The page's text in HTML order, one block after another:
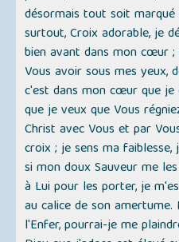
désormais tout soit marqué
surtout, Croix adorable, je
bien avant dans mon cœur ;
Vous avoir sous mes yeux,
c'est dans mon cœur que je
que je veux que Vous
Christ avec Vous et par
croix ; je sens ma
si mon doux Sauveur me
à Lui pour les porter, je
au calice de son
l'Enfer, pourrai-je me